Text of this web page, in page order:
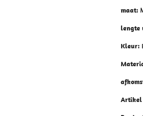
maat:
lengte
Kleur:
Artikel